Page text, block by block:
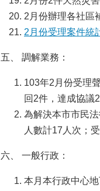
2月份辦理各社區
2月份受理案件統
五、 調解業務：
103年2月份受理
回2件，達成協議
為解決本市市民
人數計17人次；
六、 一般行政：
本月本行政中心